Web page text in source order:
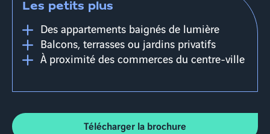
Les petits plus
Des appartements baignés de lumière
Balcons, terrasses ou jardins privatifs
À proximité des commerces du centre-ville
Télécharger la brochure